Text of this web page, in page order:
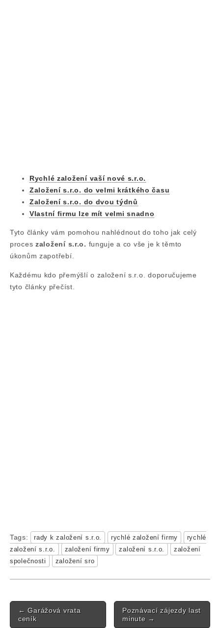
Rychlé založení vaší nové s.r.o.
Založení s.r.o. do velmi krátkého času
Založení s.r.o. do dvou týdnů
Vlastní firmu lze mít velmi snadno
Tyto články vám pomohou nahlédnout do toho jak celý
proceszaložení s.r.o. funguje a co vše je k těmto
úkonům zapotřebí.
Každému kdo přemýšlí o založení s.r.o. doporučujeme
tyto články přečíst.
Tags: rady k založení s.r.o. rychlé založení firmy
rychlé
založení s.r.o.
založení firmy založení s.r.o.
založení
společnosti
založení sro
Post navigation
← Garážová vrata
ceník
Poznávací zájezdy last
minute →